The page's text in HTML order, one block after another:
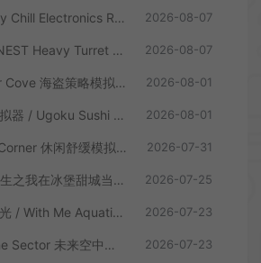
维修物语 / ReStory Chill Electronics Repairs 拆解修理模拟游戏 2026-08-07
铁巢重炮 / IRON NEST Heavy Turret 柴油朋克重型火炮游戏 2026-08-07
纵横秘湾 / Corsair Cove 海盗策略模拟游戏 2026-08-01
美味回转寿司店模拟器 / Ugoku Sushi Bar 休闲治愈模拟游戏 2026-08-01
绿植小筑 / Leafy Corner 休闲舒缓模拟游戏 2026-07-31
奶茶店模拟器 – 重生之我在冰堡甜城当店长 / Boba Cafe Simulator 模拟经营游戏 2026-07-25
鱼我一起：水愈时光 / With Me Aquatic Time 休闲养鱼游戏 2026-07-23
无人机战区 / Drone Sector 未来空中炮艇游戏 2026-07-23